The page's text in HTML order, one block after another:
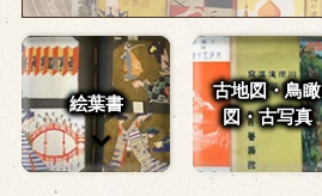
絵葉書
古地図・鳥瞰
図・古写真